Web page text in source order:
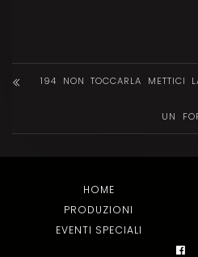
194 NON TOCCARLA METTICI
UN
HOME
PRODUZIONI
EVENTI SPECIALI